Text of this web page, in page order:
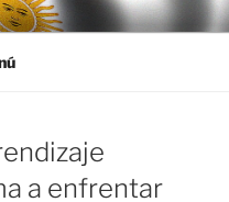
a enfrentar